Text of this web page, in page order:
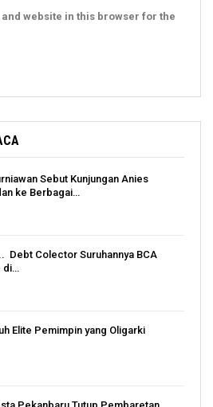
website in this browser for the
Sebut Kunjungan Anies
ke Berbagai…
Debt Colector Suruhannya BCA
di…
Elite Pemimpin yang Oligarki